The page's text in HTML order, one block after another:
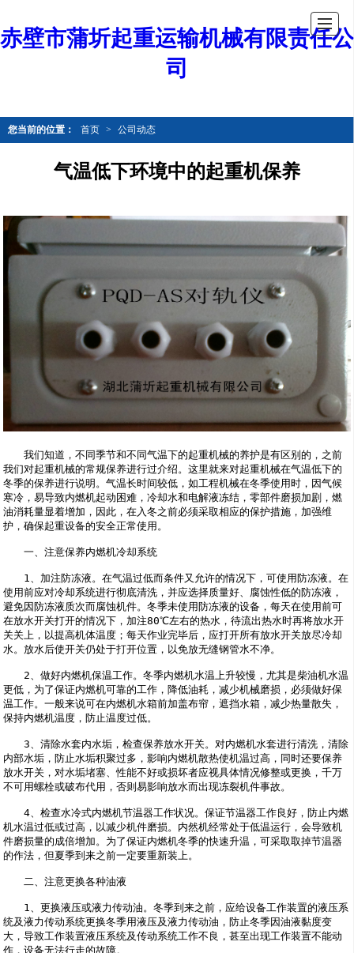
赤壁市蒲圻起重运输机械有限责任公
司
您当前的位置： 首页 > 公司动态
气温低下环境中的起重机保养
我们知道，不同季节和不同气温下的起重机械的养护是有区别的，之前
我们对起重机械的常规保养进行过介绍。这里就来对起重机械在气温低下的
冬季的保养进行说明。气温长时间较低，如工程机械在冬季使用时，因气候
寒冷，易导致内燃机起动困难，冷却水和电解液冻结，零部件磨损加剧，燃
油消耗量显着增加，因此，在入冬之前必须采取相应的保护措施，加强维
护，确保起重设备的安全正常使用。
一、注意保养内燃机冷却系统
1、加注防冻液。在气温过低而条件又允许的情况下，可使用防冻液。在
使用前应对冷却系统进行彻底清洗，并应选择质量好、腐蚀性低的防冻液，
避免因防冻液质次而腐蚀机件。冬季未使用防冻液的设备，每天在使用前可
在放水开关打开的情况下，加注80℃左右的热水，待流出热水时再将放水开
关关上，以提高机体温度；每天作业完毕后，应打开所有放水开关放尽冷却
水。放水后使开关仍处于打开位置，以免放无缝钢管水不净。
2、做好内燃机保温工作。冬季内燃机水温上升较慢，尤其是柴油机水温
更低，为了保证内燃机可靠的工作，降低油耗，减少机械磨损，必须做好保
温工作。一般来说可在内燃机水箱前加盖布帘，遮挡水箱，减少热量散失，
保持内燃机温度，防止温度过低。
3、清除水套内水垢，检查保养放水开关。对内燃机水套进行清洗，清除
内部水垢，防止水垢积聚过多，影响内燃机散热使机温过高，同时还要保养
放水开关，对水垢堵塞、性能不好或损坏者应视具体情况修整或更换，千万
不可用螺栓或破布代用，否则易影响放水而出现冻裂机件事故。
4、检查水冷式内燃机节温器工作状况。保证节温器工作良好，防止内燃
机水温过低或过高，以减少机件磨损。内然机经常处于低温运行，会导致机
件磨损量的成倍增加。为了保证内燃机冬季的快速升温，可采取取掉节温器
的作法，但夏季到来之前一定要重新装上。
二、注意更换各种油液
1、更换液压或液力传动油。冬季到来之前，应给设备工作装置的液压系
统及液力传动系统更换冬季用液压及液力传动油，防止冬季因油液黏度变
大，导致工作装置液压系统及传动系统工作不良，甚至出现工作装置不能动
作，设备无法行走的故障。